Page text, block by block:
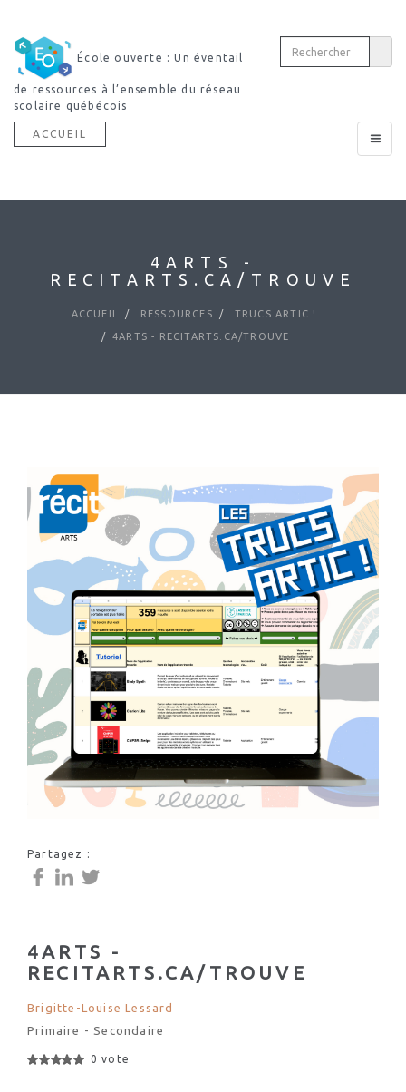
École ouverte : Un éventail
de ressources à l’ensemble du réseau
scolaire québécois
Toggle
ACCUEIL
4ARTS -
RECITARTS.CA/TROUVE
ACCUEIL RESSOURCES TRUCS ARTIC !
4ARTS - RECITARTS.CA/TROUVE
Partagez :
4ARTS -
RECITARTS.CA/TROUVE
Brigitte-Louise Lessard
Primaire - Secondaire
0 vote